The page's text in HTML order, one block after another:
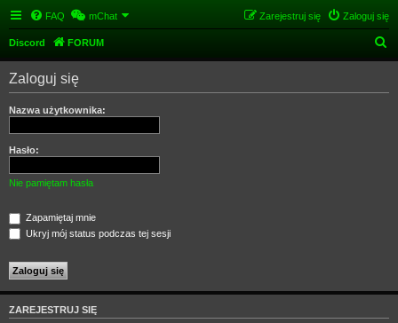
FAQ mChat Zaloguj się
Zarejestruj się
Discord FORUM
z
Zaloguj się
Nazwa użytkownika:
Hasło:
Nie pamiętam hasła
Zapamiętaj mnie
Ukryj mój status podczas tej sesji
ZAREJESTRUJ SIĘ